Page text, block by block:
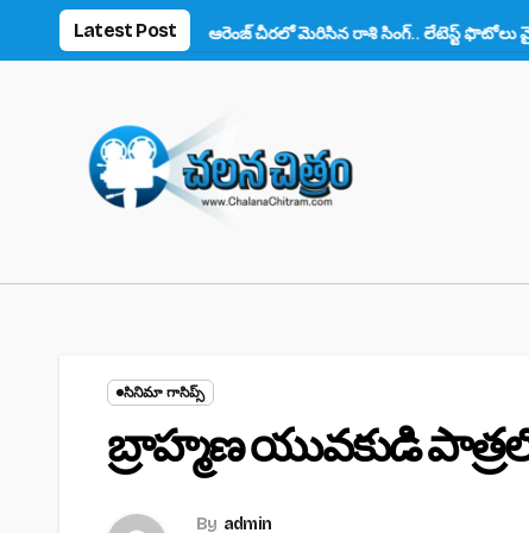
Latest Post
ఆరెంజ్ చీరలో మెరిసిన రాశి సింగ్.. లేటెస్ట్ ఫొటోలు వైరల్
సినిమా గాసిప్స్
బ్రాహ్మణ యువకుడి
By admin